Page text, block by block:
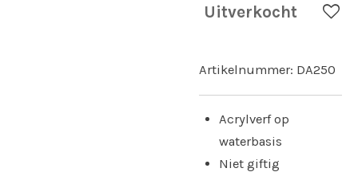
Uitverkocht
Artikelnummer: DA250
Acrylverf op
waterbasis
Niet giftig